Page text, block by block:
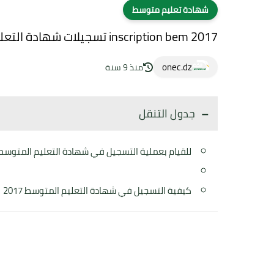
شهادة تعليم متوسط
inscription bem 2017 تسجيلات شهادة التعليم المتوسط 2017
onec.dz منذ 9 سنة
جدول التنقل
للقيام بعملية التسجيل في شهادة التعليم المتوسط 2017 قم بالخطوات
كيفية التسجيل في شهادة التعليم المتوسط 2017